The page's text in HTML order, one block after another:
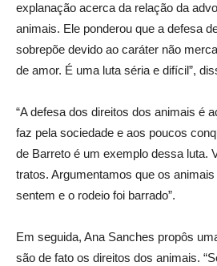
explanação acerca da relação da
animais. Ele ponderou que a defesa
sobrepõe devido ao caráter não
de amor. É uma luta séria e difícil”,
“A defesa dos direitos dos animais é
faz pela sociedade e aos poucos
de Barreto é um exemplo dessa luta.
tratos. Argumentamos que os
sentem e o rodeio foi barrado”.
Em seguida, Ana Sanches propôs
são de fato os direitos dos animais.